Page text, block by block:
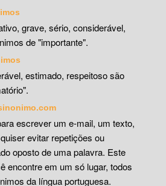
grave, sério, considerável,
de "importante".
estimado, respeitoso são
escrever um e-mail, um texto,
evitar repetições ou
oposto de uma palavra. Este
encontre em um só lugar, todos
da língua portuguesa.